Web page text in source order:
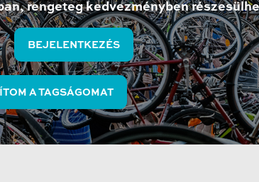
rengeteg kedvezményben
BEJELENTKEZÉS
A TAGSÁGOMAT